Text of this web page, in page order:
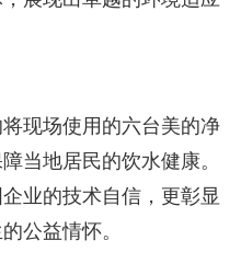
现场使用的六台美的净
当地居民的饮水健康。
业的技术自信，更彰显
公益情怀。